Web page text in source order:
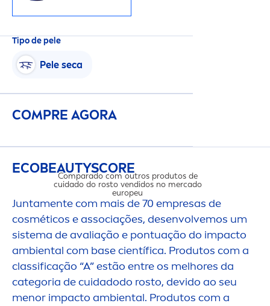
Tipo de pele
Pele seca
COMPRE AGORA
ECOBEAUTYSCORE
IMPACTO
Comparado com outros produtos de
cuidado do rosto vendidos no mercado
europeu
Juntamente com mais de 70 empresas de
cosméticos e associações, desenvolvemos um
sistema de avaliação e pontuação do impacto
ambiental com base científica. Produtos com a
classificação “A” estão entre os melhores da
categoria de cuidadodo rosto, devido ao seu
menor impacto ambiental. Produtos com a